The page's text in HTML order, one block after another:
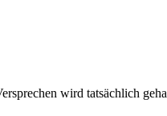
wird tatsächlich